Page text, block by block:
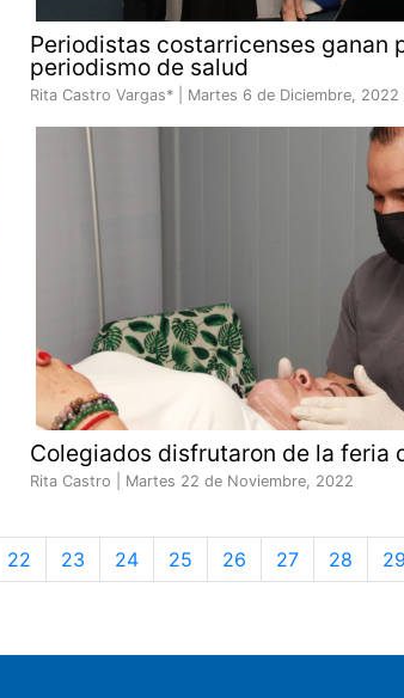
Periodistas costarricenses ganan
periodismo de salud
Rita Castro Vargas* | Martes 6 de Diciembre, 2022
Colegiados disfrutaron de la feria
Rita Castro | Martes 22 de Noviembre, 2022
22 23 24 25 26 27 28 29